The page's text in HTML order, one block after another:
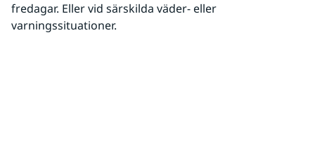
fredagar. Eller vid särskilda väder- eller
varningssituationer.